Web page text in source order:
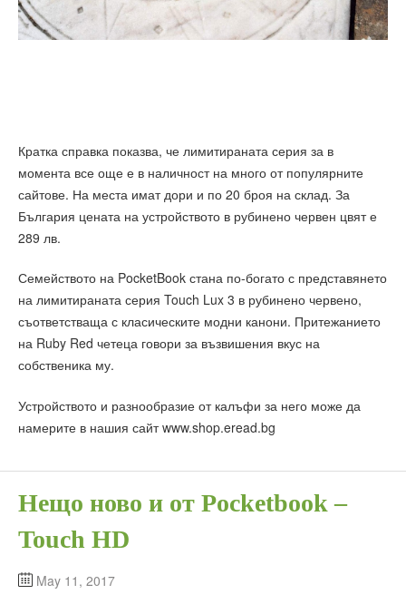
Кратка справка показва, че лимитираната серия за в
момента все още е в наличност на много от популярните
сайтове. На места имат дори и по 20 броя на склад. За
България цената на устройството в рубинено червен цвят е
289 лв.
Семейството на PocketBook стана по-богато с представянето
на лимитираната серия Touch Lux 3 в рубинено червено,
съответстваща с класическите модни канони. Притежанието
на Ruby Red четеца говори за възвишения вкус на
собственика му.
Устройството и разнообразие от калъфи за него може да
намерите в нашия сайт www.shop.eread.bg
Нещо ново и от Pocketbook –
Touch HD
May 11, 2017